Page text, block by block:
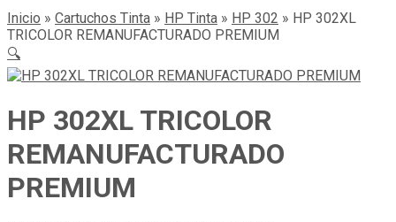
Inicio » Cartuchos Tinta » HP Tinta » HP 302 » HP 302XL
TRICOLOR REMANUFACTURADO PREMIUM
🔍
HP 302XL TRICOLOR
REMANUFACTURADO
PREMIUM